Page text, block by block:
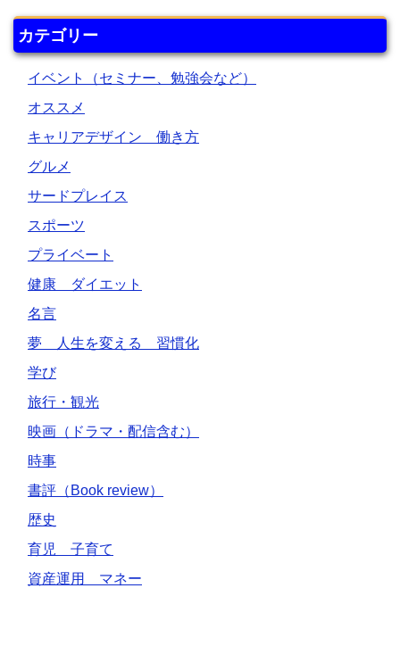
カテゴリー
イベント（セミナー、勉強会など）
オススメ
キャリアデザイン 働き方
グルメ
サードプレイス
スポーツ
プライベート
健康 ダイエット
名言
夢 人生を変える 習慣化
学び
旅行・観光
映画（ドラマ・配信含む）
時事
書評（Book review）
歴史
育児 子育て
資産運用 マネー